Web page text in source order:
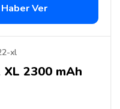
Ver
xl
2300 mAh